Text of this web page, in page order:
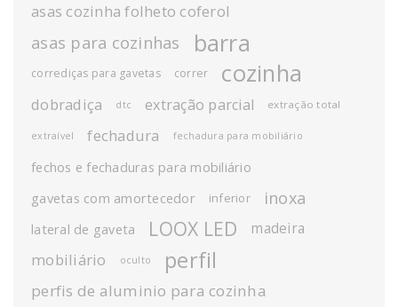
asas cozinha folheto coferol
asas para cozinhas barra
corrediças para gavetas correr cozinha
dobradiça dtc extração parcial extração total
extraível fechadura fechadura para mobiliário
fechos e fechaduras para mobiliário
gavetas com amortecedor
inferior inoxa
lateral de gaveta LOOX LED madeira
mobiliário oculto perfil
perfis de aluminio para cozinha